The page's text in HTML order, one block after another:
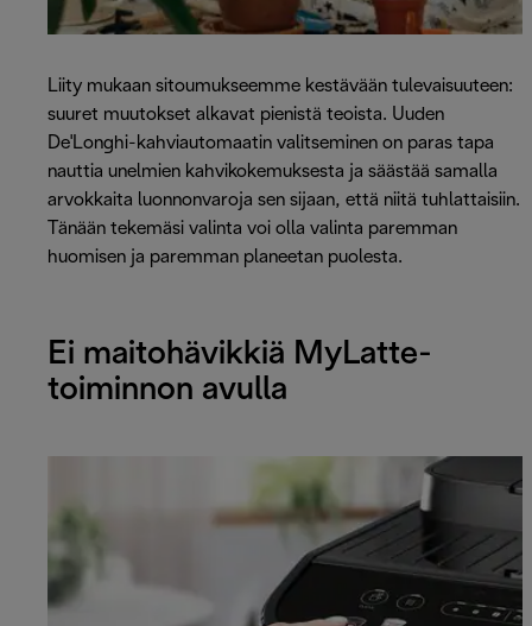
Liity mukaan sitoumukseemme kestävään tulevaisuuteen:
suuret muutokset alkavat pienistä teoista. Uuden
De'Longhi-kahviautomaatin valitseminen on paras tapa
nauttia unelmien kahvikokemuksesta ja säästää samalla
arvokkaita luonnonvaroja sen sijaan, että niitä tuhlattaisiin.
Tänään tekemäsi valinta voi olla valinta paremman
huomisen ja paremman planeetan puolesta.
Ei maitohävikkiä MyLatte-
toiminnon avulla